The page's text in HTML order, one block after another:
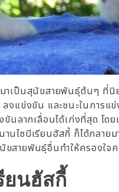
าเป็นสุนัขสายพันธุ์ต้นๆ ที่
งแข่งขัน และชนะในการแ
ากเลื่อนได้เก่งที่สุด โดย
นไซบีเรียนฮัสกี้ ก็ได้กลา
ายพันธุ์อื่นทำให้ครองใจค
ยนฮัสกี้